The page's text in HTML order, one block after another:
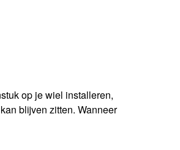
op je wiel installeren,
blijven zitten. Wanneer